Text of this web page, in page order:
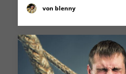
von blenny